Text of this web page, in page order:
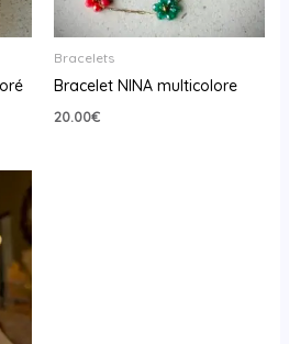
Bracelets
Bracelet NINA multicolore
20.00€